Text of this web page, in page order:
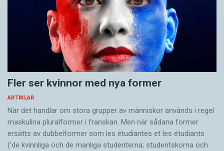
Fler ser kvinnor med nya former
ARTIKLAR
När det handlar om stora grupper av människor används i regel
maskulina pluralformer i franskan. Men när sådana ­former
ersätts av dubbel­former som les étudiantes et les étudiants
(’de kvinnliga och de manliga studenterna; studentskorna och